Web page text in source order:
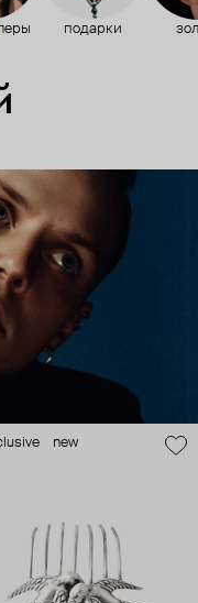
подарки
new